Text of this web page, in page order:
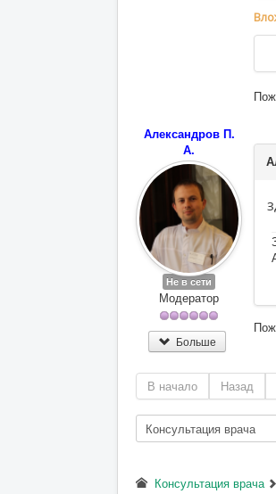
Александров П.
А.
Не в сети
Модератор
Больше
В начало Назад
Консультация врача